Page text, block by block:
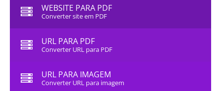
WEBSITE PARA PDF
Converter site em PDF
URL PARA PDF
Converter URL para PDF
URL PARA IMAGEM
Converter URL para imagem